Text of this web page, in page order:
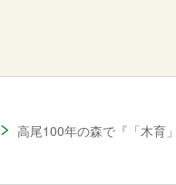
高尾100年の森で『「木育